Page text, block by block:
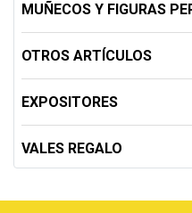
MUÑECOS Y FIGURAS
OTROS ARTÍCULOS
EXPOSITORES
VALES REGALO